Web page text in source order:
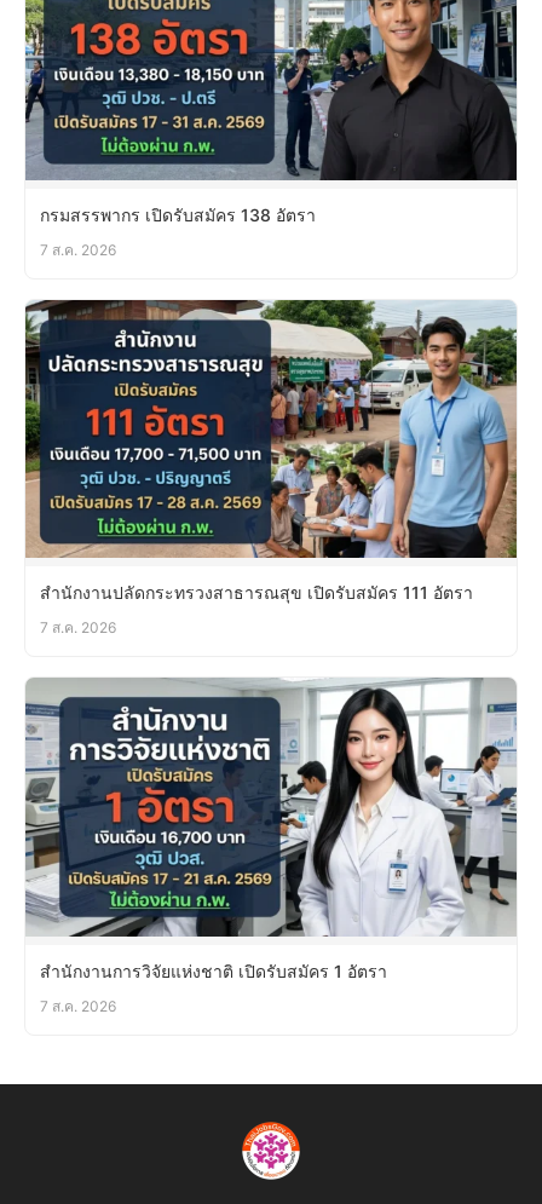
กรมสรรพากร เปิดรับสมัคร 138 อัตรา
7 ส.ค. 2026
สำนักงานปลัดกระทรวงสาธารณสุข เปิดรับสมัคร 111 อัตรา
7 ส.ค. 2026
สำนักงานการวิจัยแห่งชาติ เปิดรับสมัคร 1 อัตรา
7 ส.ค. 2026